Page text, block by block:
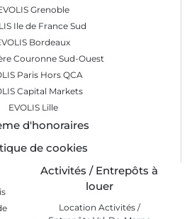
Grenoble
Ile de France Sud
Bordeaux
Couronne Sud-Ouest
Paris Hors QCA
Capital Markets
EVOLIS Lille
d'honoraires
de cookies
Activités / Entrepôts à
louer
Location Activités /